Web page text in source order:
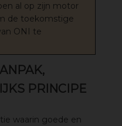
al op zijn motor
de toekomstige
ONI te
PRINCIPE
waarin goede en